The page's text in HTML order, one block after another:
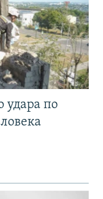
удара по